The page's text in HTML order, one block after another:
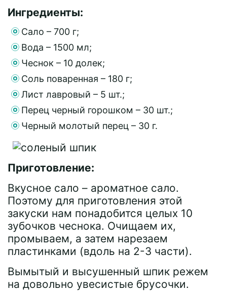
Ингредиенты:
Сало – 700 г;
Вода – 1500 мл;
Чеснок – 10 долек;
Соль поваренная – 180 г;
Лист лавровый – 5 шт.;
Перец черный горошком – 30 шт.;
Черный молотый перец – 30 г.
Приготовление:
Вкусное сало – ароматное сало.
Поэтому для приготовления этой
закуски нам понадобится целых 10
зубочков чеснока. Очищаем их,
промываем, а затем нарезаем
пластинками (вдоль на 2-3 части).
Вымытый и высушенный шпик режем
на довольно увесистые брусочки.